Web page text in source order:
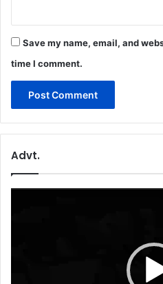
Save my name, email, and
time I comment.
Advt.